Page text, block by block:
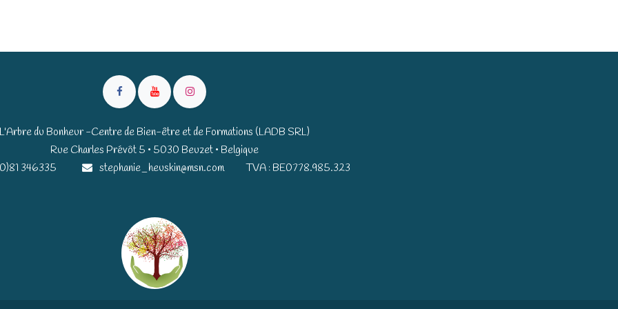
L'Arbre du Bonheur -Centre de Bien-être et de Formations (LADB SRL)
Rue Charles Prévôt 5 • 5030 Beuzet • Belgique​​
346335
stephanie_heuskin@msn.com TVA : BE0778.985.323